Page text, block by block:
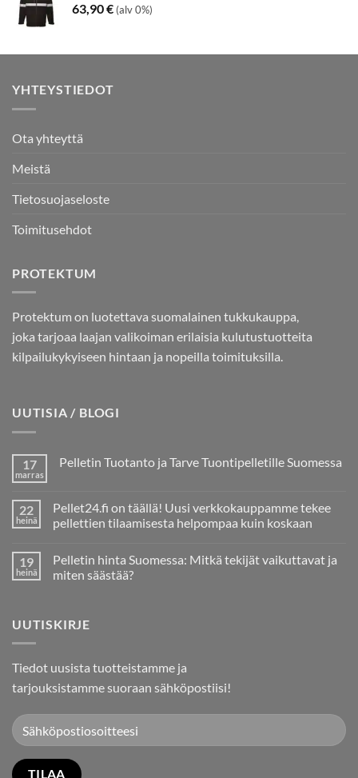
63,90€ (alv 0%)
YHTEYSTIEDOT
Ota yhteyttä
Meistä
Tietosuojaseloste
Toimitusehdot
PROTEKTUM
Protektum on luotettava suomalainen tukkukauppa,
joka tarjoaa laajan valikoiman erilaisia kulutustuotteita
kilpailukykyiseen hintaan ja nopeilla toimituksilla.
UUTISIA / BLOGI
17
marras
Pelletin Tuotanto ja Tarve Tuontipelletille Suomessa
Pelletin
Tuotanto
ja
Suomessa
22
heinä
Pellet24.fi on täällä! Uusi verkkokauppamme tekee
pellettien tilaamisesta helpompaa kuin koskaan
artikkeliin
Pellet24.fi
on
tekee
pellettien
koskaan
19
heinä
Pelletin hinta Suomessa: Mitkä tekijät vaikuttavat ja
miten säästää?
Pelletin
hinta
tekijät
vaikuttavat
miten
UUTISKIRJE
Tiedot uusista tuotteistamme ja
tarjouksistamme suoraan sähköpostiisi!